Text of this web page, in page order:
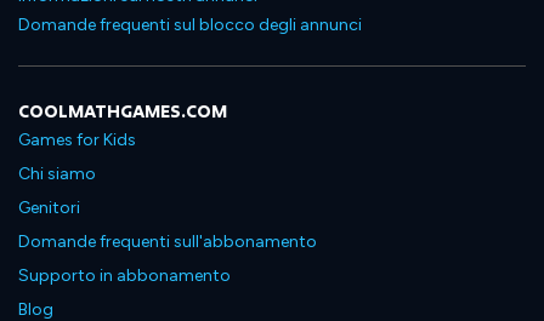
Domande frequenti sul blocco degli annunci
COOLMATHGAMES.COM
Games for Kids
Chi siamo
Genitori
Domande frequenti sull'abbonamento
Supporto in abbonamento
Blog